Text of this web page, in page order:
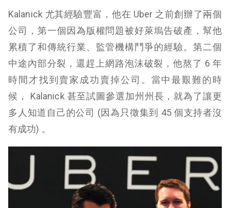
Kalanick 尤其經驗豐富，他在 Uber 之前創辦了兩個
公司，第一個因為版權問題被好萊塢告破產，幫他
累積了和傳統行業、監管機構鬥爭的經驗。第二個
中途內部分裂，還趕上網路泡沫破裂，他熬了 6 年
時間才找到賣家成功賣掉公司。當中最艱難的時
候， Kalanick 甚至試圖參選加州州長，就為了讓更
多人知道自己的公司 (因為只徵集到 45 個支持者沒
有成功) 。